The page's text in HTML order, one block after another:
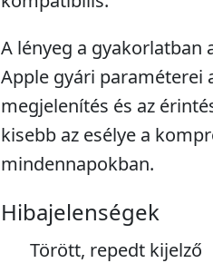
A lényeg a gyakorlatban
Apple gyári paraméterei
megjelenítés és az
kisebb az esélye a
mindennapokban.
Hibajelenségek
Törött, repedt kijelző